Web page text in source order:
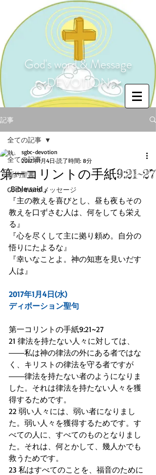
God's word & Message
〜DEVOTION〜
記事
全ての記事
新約聖書
God's Word メッセージ
全ての記事
第一コリントの手紙9:21~27
sgbc-devotion
2017年1月4日 読了時間: 8分
Bible said ,
『主の教えを喜びとし、昼も夜もその
教えを口ずさむ人は、何をしても栄え
る』
『心を尽くして主に拠り頼め。自分の
悟りにたよるな』
『幸いなことよ。神の知恵を見いだす
人は』
2017年1月4日(水)
ディボーション聖句
第一コリントの手紙9:21~27
21 律法を持たない人々に対しては、
――私は神の律法の外にある者ではな
く、キリストの律法を守る者ですが
――律法を持たない者のようになりま
した。それは律法を持たない人々を獲
得するためです。
22 弱い人々には、弱い者になりまし
た。弱い人々を獲得するためです。す
べての人に、すべてのものとなりまし
た。それは、何とかして、幾人かでも
救うためです。
23 私はすべてのことを、福音のために